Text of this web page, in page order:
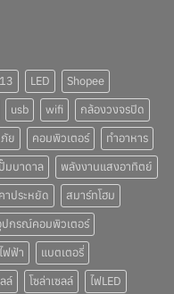
LED
Shopee
usb wifi
กล้องวงจรปิด
ย คอมพิวเตอร์
ทำอาหาร
ปั๊มบาดาล
พลังงานแสงอาทิตย์
าประหยัด
สมาร์ทโฮม
กรณ์คอมพิวเตอร์
ฟฟ้า
แบตเตอรี่
ล์ โซล่าเซลล์ ไฟLED